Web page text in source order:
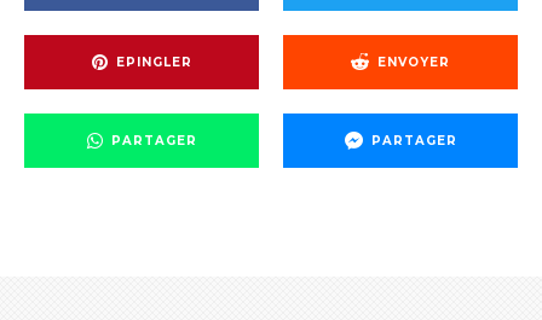
EPINGLER ENVOYER
PARTAGER PARTAGER